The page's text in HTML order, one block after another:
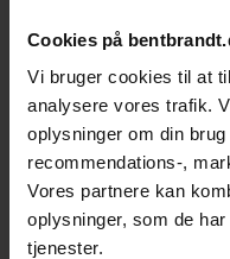
Cookies på
Vi bruger cookies til at
analysere vores trafik.
oplysninger om din
recommendations-,
Vores partnere kan
oplysninger, som de
tjenester.